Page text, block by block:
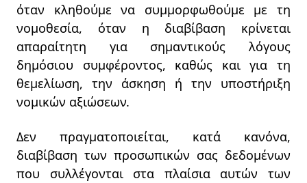
όταν κληθούμε να συμμορφωθούμε με τη
νομοθεσία, όταν η διαβίβαση κρίνεται
απαραίτητη για σημαντικούς λόγους
δημόσιου συμφέροντος, καθώς και για τη
θεμελίωση, την άσκηση ή την υποστήριξη
νομικών αξιώσεων.
Δεν πραγματοποιείται, κατά κανόνα,
διαβίβαση των προσωπικών σας δεδομένων
που συλλέγονται στα πλαίσια αυτών των